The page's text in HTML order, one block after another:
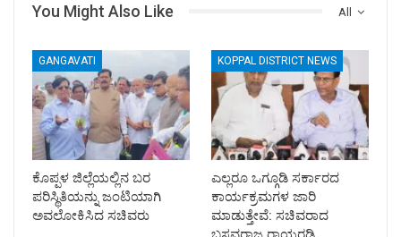
All
You Might Also Like
GANGAVATI
ಕೊಪ್ಪಳ ಜಿಲ್ಲೆಯಲ್ಲಿನ ಬರ
ಪರಿಸ್ಥಿತಿಯನ್ನು ಜಂಟಿಯಾಗಿ
ಅವಲೋಕಿಸಿದ ಸಚಿವರು
KOPPAL DISTRICT NEWS
ಎಲ್ಲರೂ ಒಗ್ಗೂಡಿ ಸರ್ಕಾರದ
ಕಾರ್ಯಕ್ರಮಗಳ ಜಾರಿ
ಮಾಡುತ್ತೇವೆ: ಸಚಿವರಾದ